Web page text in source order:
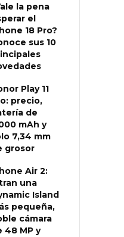
la pena
el
18 Pro?
sus 10
Play 11
precio,
de
mAh y
7,34 mm
grosor
Air 2:
una
Island
pequeña,
cámara
48 MP y